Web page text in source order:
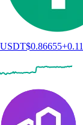
USDT$0.86655+0.11